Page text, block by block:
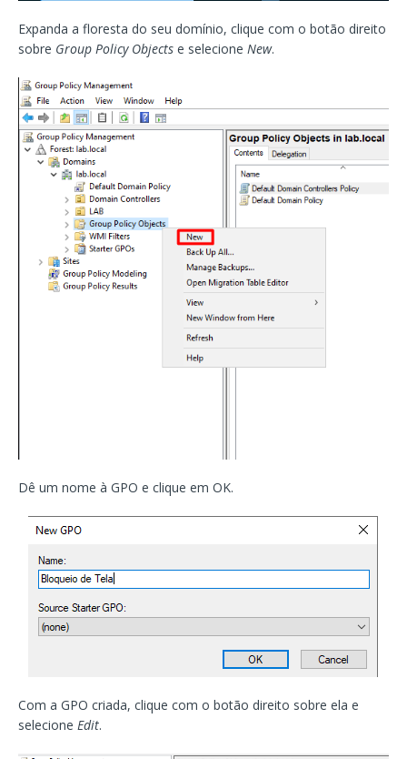
Expanda a floresta do seu domínio, clique com o botão direito
sobre Group Policy Objects e selecione New.
Dê um nome à GPO e clique em OK.
Com a GPO criada, clique com o botão direito sobre ela e
selecione Edit.